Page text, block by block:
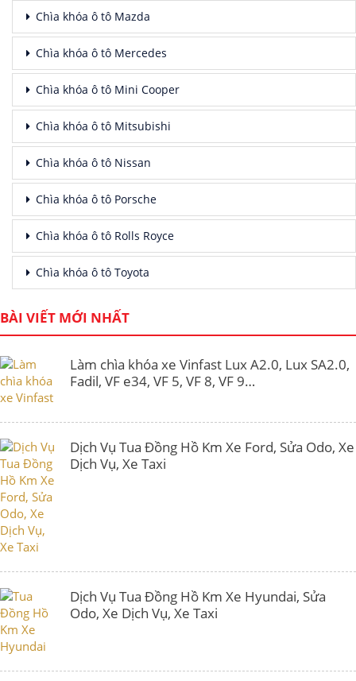
Chìa khóa ô tô Mazda
Chìa khóa ô tô Mercedes
Chìa khóa ô tô Mini Cooper
Chìa khóa ô tô Mitsubishi
Chìa khóa ô tô Nissan
Chìa khóa ô tô Porsche
Chìa khóa ô tô Rolls Royce
Chìa khóa ô tô Toyota
BÀI VIẾT MỚI NHẤT
Làm chìa khóa xe Vinfast Lux A2.0, Lux SA2.0,
Fadil, VF e34, VF 5, VF 8, VF 9…
Dịch Vụ Tua Đồng Hồ Km Xe Ford, Sửa Odo, Xe
Dịch Vụ, Xe Taxi
Dịch Vụ Tua Đồng Hồ Km Xe Hyundai, Sửa
Odo, Xe Dịch Vụ, Xe Taxi